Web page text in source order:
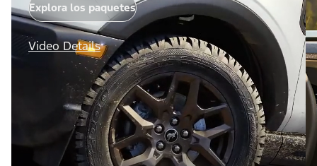
Explora los paquetes
Video Details